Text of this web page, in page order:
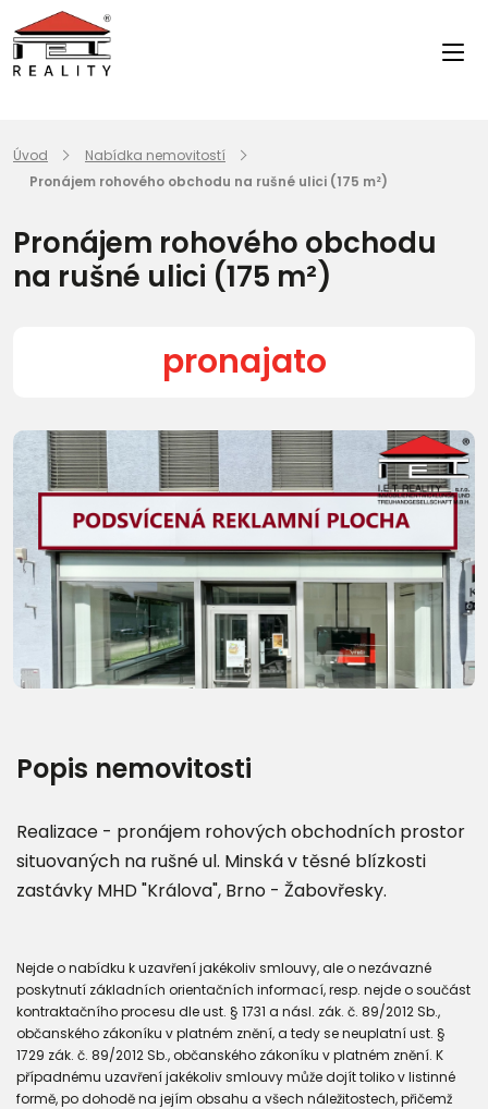
Úvod
Nabídka nemovitostí
Pronájem rohového obchodu na rušné ulici (175 m²)
Pronájem rohového obchodu
na rušné ulici (175 m²)
pronajato
Další fotografie (10)
Popis nemovitosti
Realizace - pronájem rohových obchodních prostor
situovaných na rušné ul. Minská v těsné blízkosti
zastávky MHD "Králova", Brno - Žabovřesky.
Nejde o nabídku k uzavření jakékoliv smlouvy, ale o nezávazné
poskytnutí základních orientačních informací, resp. nejde o součást
kontraktačního procesu dle ust. § 1731 a násl. zák. č. 89/2012 Sb.,
občanského zákoníku v platném znění, a tedy se neuplatní ust. §
1729 zák. č. 89/2012 Sb., občanského zákoníku v platném znění. K
případnému uzavření jakékoliv smlouvy může dojít toliko v listinné
formě, po dohodě na jejím obsahu a všech náležitostech, přičemž